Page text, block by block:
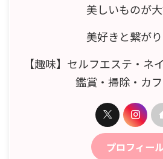
美しいものが
美好きと繋が
【趣味】セルフエステ・ネ
鑑賞・掃除・カ
プロフィール